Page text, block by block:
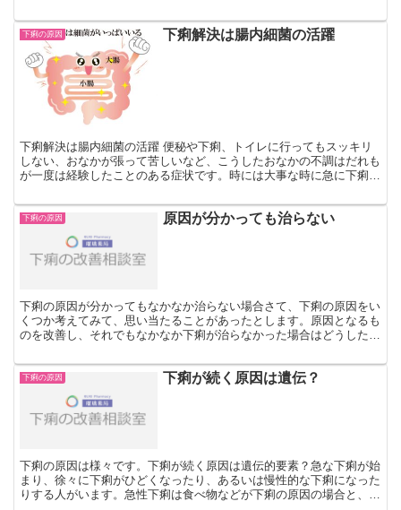
下痢の原因 下痢解決は腸内細菌の活躍
下痢解決は腸内細菌の活躍 便秘や下痢、トイレに行ってもスッキリ
しない、おなかが張って苦しいなど、こうしたおなかの不調はだれも
が一度は経験したことのある症状です。時には大事な時に急に下痢
下痢の原因 原因が分かっても治らない
下痢の原因が分かってもなかなか治らない場合さて、下痢の原因をい
くつか考えてみて、思い当たることがあったとします。原因となるも
のを改善し、それでもなかなか下痢が治らなかった場合はどうしたら
下痢の原因 下痢が続く原因は遺伝？
下痢の原因は様々です。下痢が続く原因は遺伝的要素？急な下痢が始
まり、徐々に下痢がひどくなったり、あるいは慢性的な下痢になった
りする人がいます。急性下痢は食べ物などが下痢の原因の場合と、細